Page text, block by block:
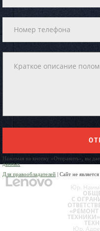
Нажимая на кнопку «Отправить», вы
данных
Для правообладателей | Сайт не
Юр.
С
Юр.